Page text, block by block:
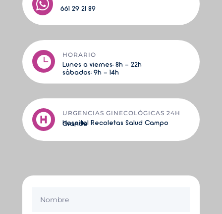

661 29 21 89

HORARIO
Lunes a viernes: 8h - 22h
sábados: 9h - 14h

URGENCIAS GINECOLÓGICAS 24H
Hospital Recoletas Salud Campo Grande